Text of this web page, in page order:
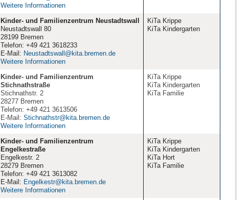
Weitere Informationen
Kinder- und Familienzentrum Neustadtswall
Neustadtswall 80
28199 Bremen
Telefon: +49 421 3618233
E-Mail: Neustadtswall@kita.bremen.de
Weitere Informationen
KiTa Krippe
KiTa Kindergarten
Kinder- und Familienzentrum
Stichnathstraße
Stichnathstr. 2
28277 Bremen
Telefon: +49 421 3613506
E-Mail: Stichnathstr@kita.bremen.de
Weitere Informationen
KiTa Krippe
KiTa Kindergarten
KiTa Familie
Kinder- und Familienzentrum
Engelkestraße
Engelkestr. 2
28279 Bremen
Telefon: +49 421 3613082
E-Mail: Engelkestr@kita.bremen.de
Weitere Informationen
KiTa Krippe
KiTa Kindergarten
KiTa Hort
KiTa Familie